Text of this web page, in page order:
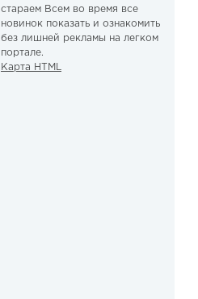
стараем Всем во время все
новинок показать и ознакомить
без лишней рекламы на легком
портале.
Карта HTML